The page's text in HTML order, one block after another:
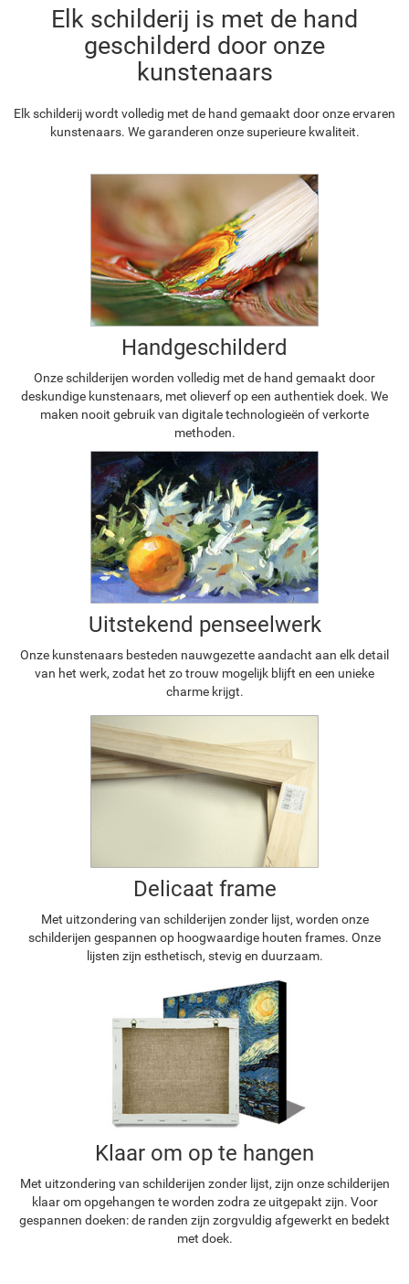
Elk schilderij is met de hand
geschilderd door onze
kunstenaars
Elk schilderij wordt volledig met de hand gemaakt door onze ervaren
kunstenaars. We garanderen onze superieure kwaliteit.
Handgeschilderd
Onze schilderijen worden volledig met de hand gemaakt door
deskundige kunstenaars, met olieverf op een authentiek doek. We
maken nooit gebruik van digitale technologieën of verkorte
methoden.
Uitstekend penseelwerk
Onze kunstenaars besteden nauwgezette aandacht aan elk detail
van het werk, zodat het zo trouw mogelijk blijft en een unieke
charme krijgt.
Delicaat frame
Met uitzondering van schilderijen zonder lijst, worden onze
schilderijen gespannen op hoogwaardige houten frames. Onze
lijsten zijn esthetisch, stevig en duurzaam.
Klaar om op te hangen
Met uitzondering van schilderijen zonder lijst, zijn onze schilderijen
klaar om opgehangen te worden zodra ze uitgepakt zijn. Voor
gespannen doeken: de randen zijn zorgvuldig afgewerkt en bedekt
met doek.